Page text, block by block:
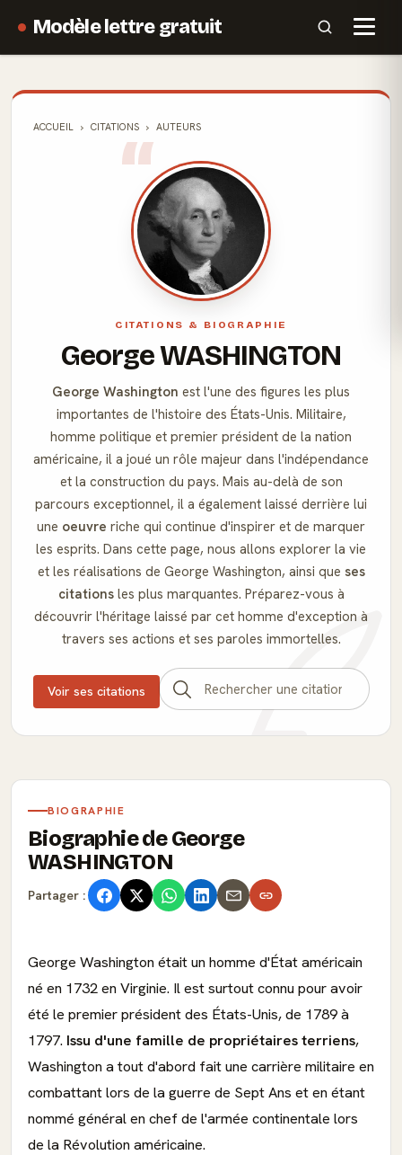
Modèle lettre gratuit
ACCUEIL CITATIONS AUTEURS
CITATIONS & BIOGRAPHIE
George WASHINGTON
George Washington est l'une des figures les plus
importantes de l'histoire des États-Unis. Militaire,
homme politique et premier président de la nation
américaine, il a joué un rôle majeur dans l'indépendance
et la construction du pays. Mais au-delà de son
parcours exceptionnel, il a également laissé derrière lui
une oeuvre riche qui continue d'inspirer et de marquer
les esprits. Dans cette page, nous allons explorer la vie
et les réalisations de George Washington, ainsi que ses
citations les plus marquantes. Préparez-vous à
découvrir l'héritage laissé par cet homme d'exception à
travers ses actions et ses paroles immortelles.
Voir ses citations
BIOGRAPHIE
Biographie de George
WASHINGTON
Partager :
George Washington était un homme d'État américain
né en 1732 en Virginie. Il est surtout connu pour avoir
été le premier président des États-Unis, de 1789 à
1797. Issu d'une famille de propriétaires terriens,
Washington a tout d'abord fait une carrière militaire en
combattant lors de la guerre de Sept Ans et en étant
nommé général en chef de l'armée continentale lors
de la Révolution américaine.